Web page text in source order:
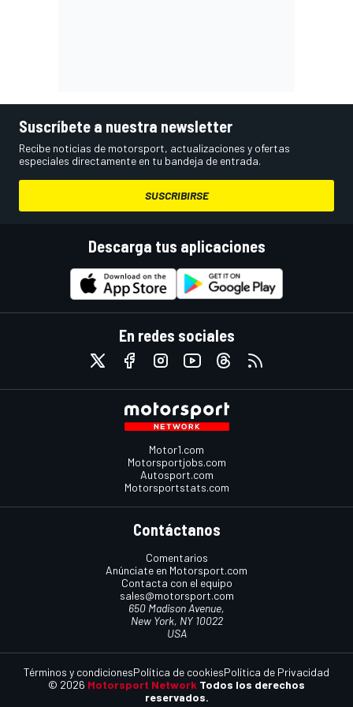
Suscríbete a nuestra newsletter
Recibe noticias de motorsport, actualizaciones y ofertas
especiales directamente en tu bandeja de entrada.
SUSCRIBIRSE
Descarga tus aplicaciones
En redes sociales
Motor1.com
Motorsportjobs.com
Autosport.com
Motorsportstats.com
Contáctanos
Comentarios
Anúnciate en Motorsport.com
Contacta con el equipo
sales@motorsport.com
650 Madison Avenue,
New York, NY 10022
USA
© 2026 Motorsport Network Todos los derechos
reservados.
Términos y condicionesPolítica de cookiesPolítica de Privacidad